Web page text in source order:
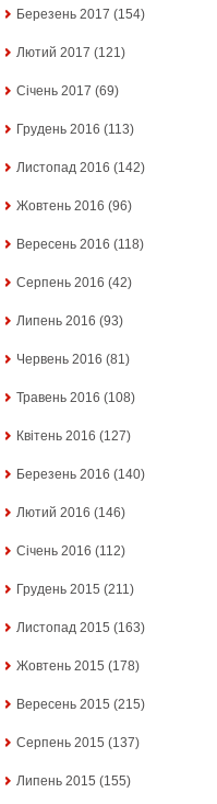
Березень 2017 (154)
Лютий 2017 (121)
Січень 2017 (69)
Грудень 2016 (113)
Листопад 2016 (142)
Жовтень 2016 (96)
Вересень 2016 (118)
Серпень 2016 (42)
Липень 2016 (93)
Червень 2016 (81)
Травень 2016 (108)
Квітень 2016 (127)
Березень 2016 (140)
Лютий 2016 (146)
Січень 2016 (112)
Грудень 2015 (211)
Листопад 2015 (163)
Жовтень 2015 (178)
Вересень 2015 (215)
Серпень 2015 (137)
Липень 2015 (155)